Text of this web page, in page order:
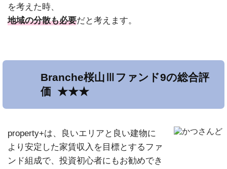
を考えた時、
地域の分散も必要だと考えます。
Branche桜山Ⅲファンド9の総合評
価 ★★★
property+は、良いエリアと良い建物に
より安定した家賃収入を目標とするファ
ンド組成で、投資初心者にもお勧めでき